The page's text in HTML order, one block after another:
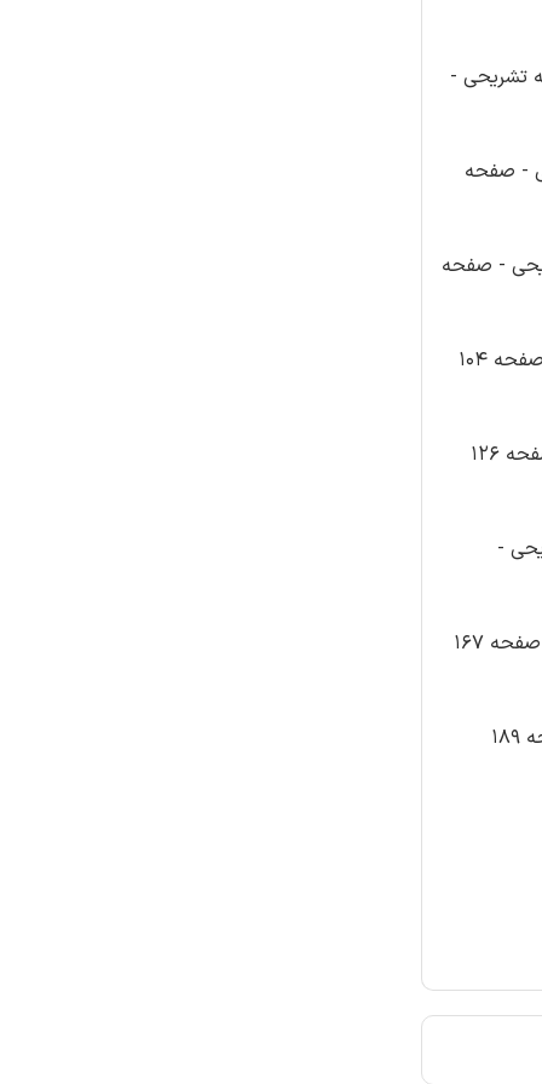
عرضه با پاسخنامه تشریحی -
تشریحی - صفحه
با پاسخنامه تشریحی - صفحه
سوالات طراحی و ساخت کابینت آشپزخانه پایه دهم دوره متوسطه کد 210466 تالیف ایران عرضه با پاسخنامه تشریحی - صفحه 104
سوالات طراحی و ساخت مبلمان اداری پایه یازدهم دوره متوسطه کد 211466 تالیف ایران عرضه با پاسخنامه تشریحی - صفحه 126
تشریحی -
سوالات طراحی و ساخت مبلمان اتاق خواب پایه یازدهم دوره متوسطه 211465 تالیف ایران عرضه با پاسخنامه تشریحی - صفحه 167